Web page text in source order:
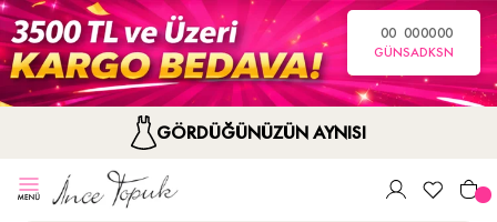
00
GÜN
00
SA
00
DK
00
SN
GÖRDÜĞÜNÜZÜN AYNISI